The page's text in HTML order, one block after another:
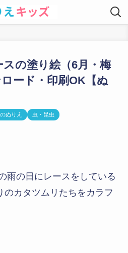
の塗り絵（6月・梅
ード・印刷OK【ぬ
ぬりえ
虫・昆虫
雨の日にレースをしている
のカタツムリたちをカラフ